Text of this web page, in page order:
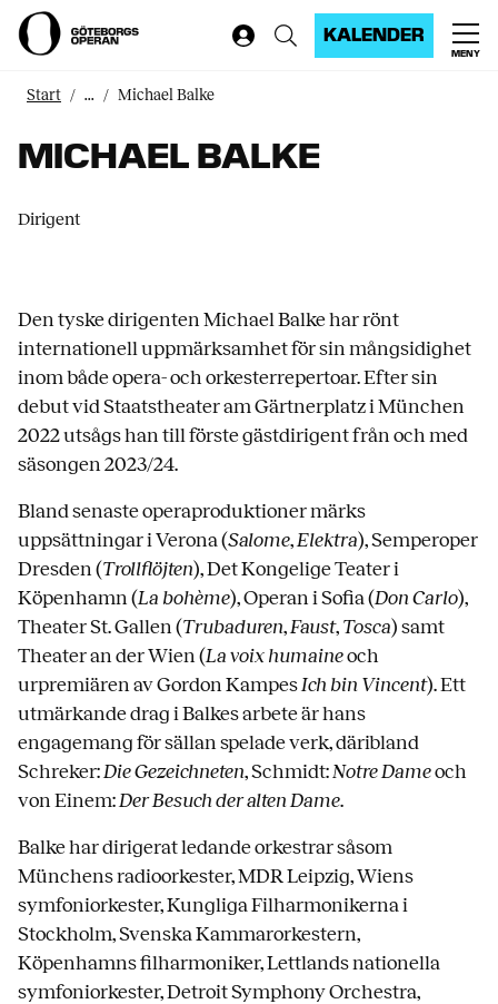
KALENDER
MENY
Start ... Michael Balke
MICHAEL BALKE
Dirigent
Den tyske dirigenten Michael Balke har rönt
internationell uppmärksamhet för sin mångsidighet
inom både opera- och orkesterrepertoar. Efter sin
debut vid Staatstheater am Gärtnerplatz i München
2022 utsågs han till förste gästdirigent från och med
säsongen 2023/24.
Bland senaste operaproduktioner märks
uppsättningar i Verona (Salome,Elektra), Semperoper
Dresden (Trollflöjten), Det Kongelige Teater i
Köpenhamn (La bohème), Operan i Sofia (Don Carlo),
Theater St. Gallen (Trubaduren,Faust, Tosca) samt
Theater an der Wien (La voix humaineoch
urpremiären av Gordon KampesIch bin Vincent). Ett
utmärkande drag i Balkes arbete är hans
engagemang för sällan spelade verk, däribland
Schreker:Die Gezeichneten, Schmidt:Notre Dameoch
von Einem:Der Besuch der alten Dame.
Balke har dirigerat ledande orkestrar såsom
Münchens radioorkester, MDR Leipzig, Wiens
symfoniorkester, Kungliga Filharmonikerna i
Stockholm, Svenska Kammarorkestern,
Köpenhamns filharmoniker, Lettlands nationella
symfoniorkester, Detroit Symphony Orchestra,